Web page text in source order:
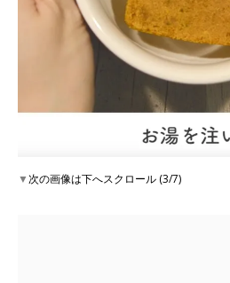
▼次の画像は下へスクロール (3/7)